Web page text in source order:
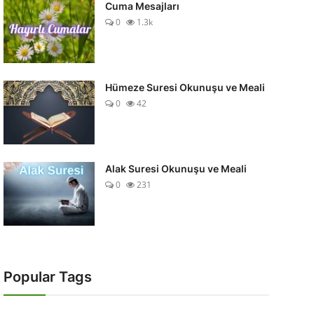
Cuma Mesajları
0
1.3k
Hümeze Suresi Okunuşu ve Meali
0
42
Alak Suresi Okunuşu ve Meali
0
231
Popular Tags